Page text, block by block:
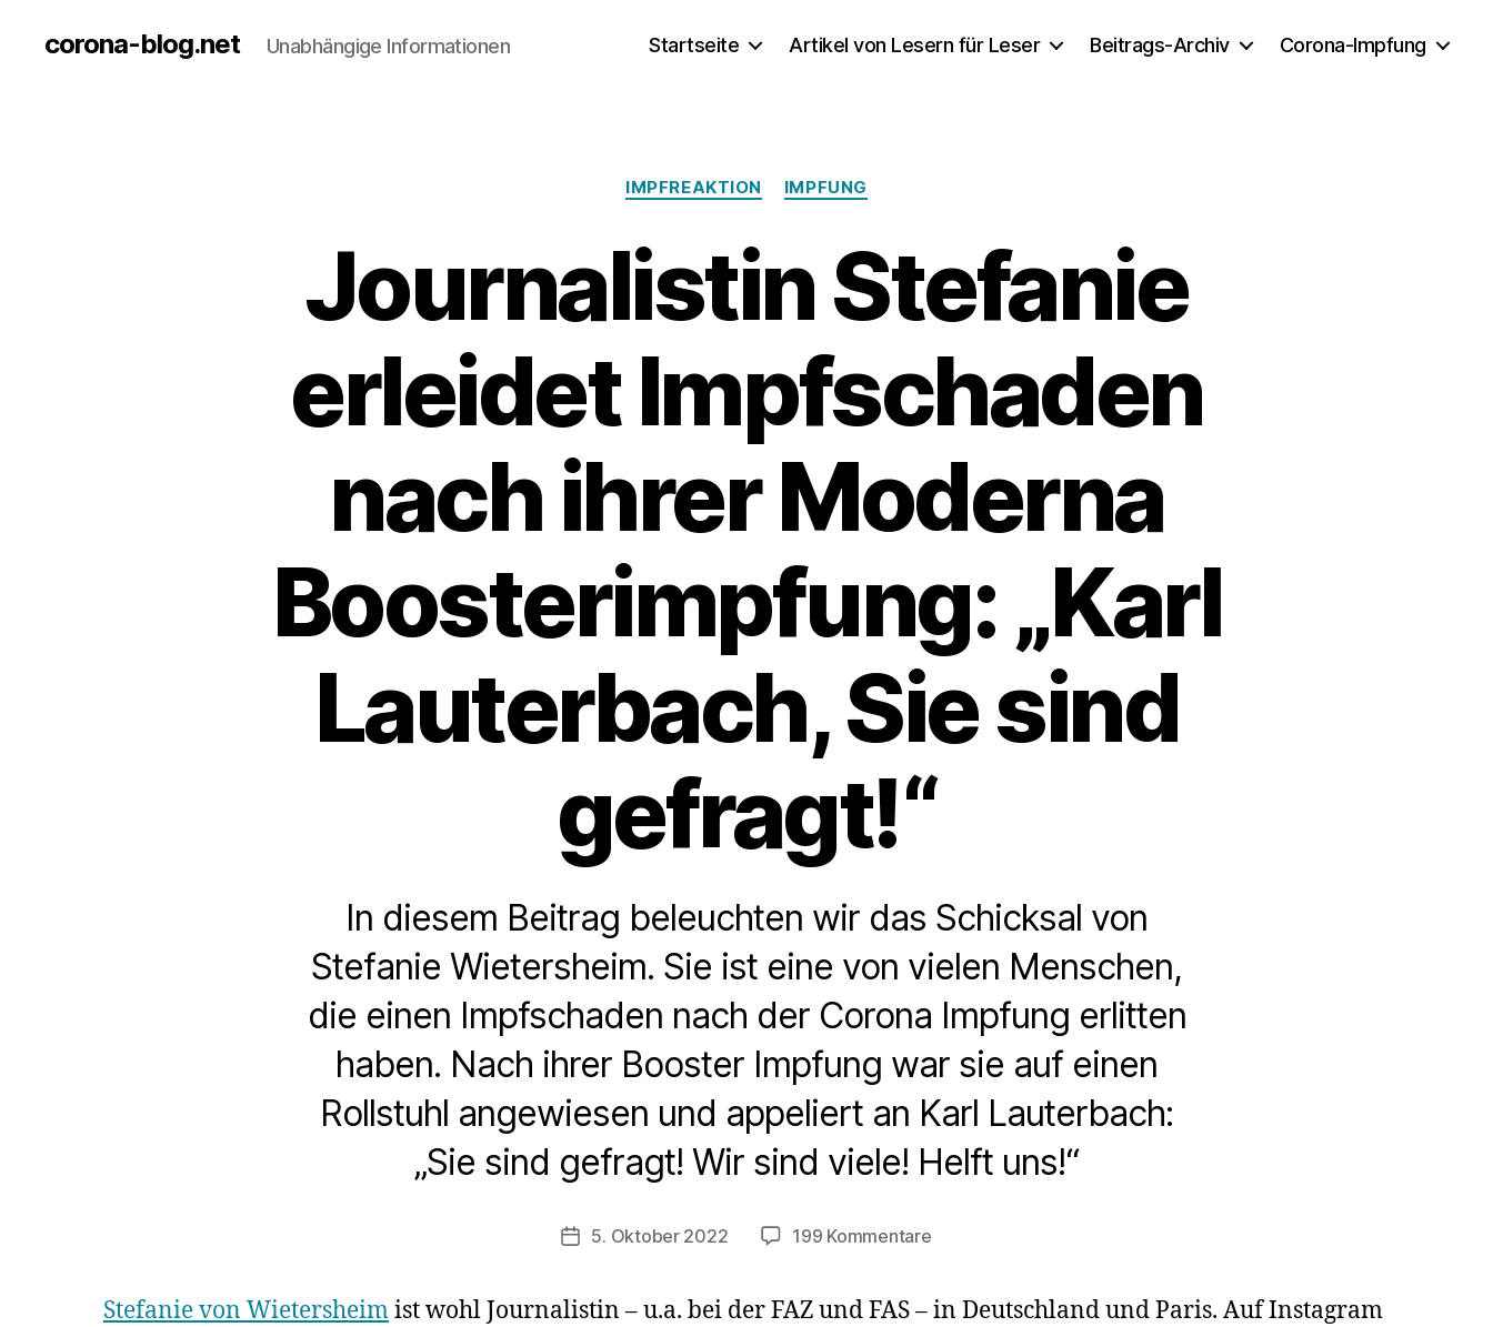
corona-blog.net Unabhängige Informationen Startseite Artikel von Lesern für Leser Beitrags-Archiv Corona-Impfung
Kategorien
IMPFREAKTION IMPFUNG
Journalistin Stefanie
erleidet Impfschaden
nach ihrer Moderna
Boosterimpfung: „Karl
Lauterbach, Sie sind
gefragt!“
In diesem Beitrag beleuchten wir das Schicksal von
Stefanie Wietersheim. Sie ist eine von vielen Menschen,
die einen Impfschaden nach der Corona Impfung erlitten
haben. Nach ihrer Booster Impfung war sie auf einen
Rollstuhl angewiesen und appeliert an Karl Lauterbach:
„Sie sind gefragt! Wir sind viele! Helft uns!“
Veröffentlichungsdatum
5. Oktober 2022 199 Kommentarezu
erleidet
Stefanie von Wietersheimist wohl Journalistin – u.a. bei der FAZ und FAS – in Deutschland und Paris. Auf Instagram